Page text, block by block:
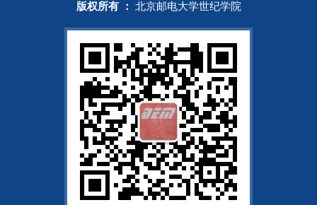
版权所有 ： 北京邮电大学世纪学院